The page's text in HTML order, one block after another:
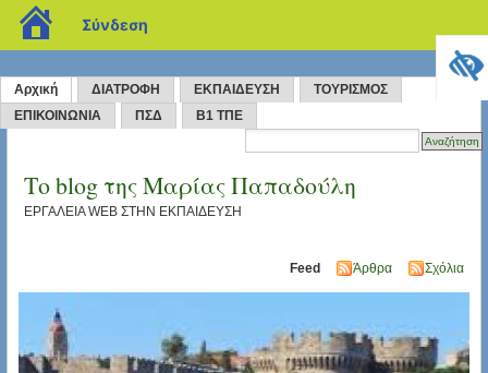
Αρχική ΔΙΑΤΡΟΦΗ ΕΚΠΑΙΔΕΥΣΗ
ΤΟΥΡΙΣΜΟΣ
ΕΠΙΚΟΙΝΩΝΙΑ
ΠΣΔ Β1 ΤΠΕ
Το blog της Μαρίας Παπαδούλη
ΕΡΓΑΛΕΙΑ WEB ΣΤΗΝ ΕΚΠΑΙΔΕΥΣΗ
Feed Άρθρα Σχόλια
blogs.sch.gr
Σύνδεση